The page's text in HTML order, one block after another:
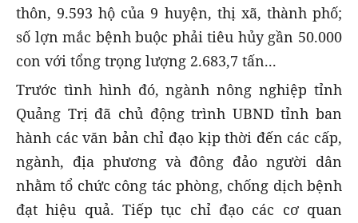
thôn, 9.593 hộ của 9 huyện, thị xã, thành phố;
số lợn mắc bệnh buộc phải tiêu hủy gần 50.000
con với tổng trọng lượng 2.683,7 tấn...
Trước tình hình đó, ngành nông nghiệp tỉnh
Quảng Trị đã chủ động trình UBND tỉnh ban
hành các văn bản chỉ đạo kịp thời đến các cấp,
ngành, địa phương và đông đảo người dân
nhằm tổ chức công tác phòng, chống dịch bệnh
đạt hiệu quả. Tiếp tục chỉ đạo các cơ quan